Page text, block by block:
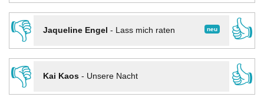
👎
neu
Jaqueline Engel - Lass mich raten
👍
👎
Kai Kaos- Unsere Nacht
👍